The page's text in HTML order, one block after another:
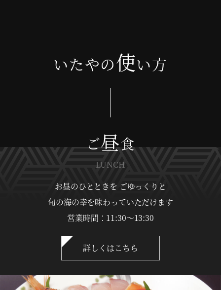
いたやの使い方
ご昼食
LUNCH
お昼のひとときを ごゆっくりと
旬の海の幸を味わっていただけます
営業時間：11:30〜13:30
詳しくはこちら